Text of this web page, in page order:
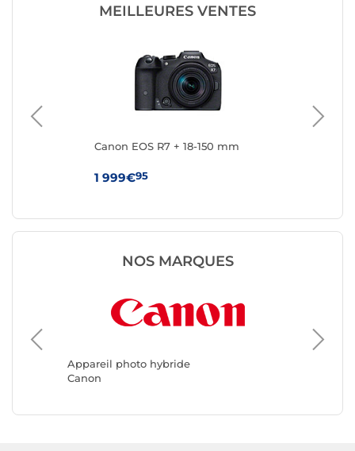
MEILLEURES VENTES
Canon EOS R7 + 18-150 mm
1 999€95
NOS MARQUES
Appareil photo hybride
Canon
Sony